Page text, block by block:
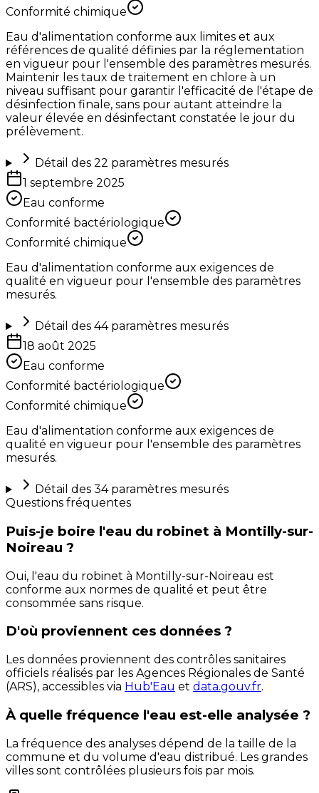
Conformité chimique
Eau d'alimentation conforme aux limites et aux
références de qualité définies par la réglementation
en vigueur pour l'ensemble des paramètres mesurés.
Maintenir les taux de traitement en chlore à un
niveau suffisant pour garantir l'efficacité de l'étape de
désinfection finale, sans pour autant atteindre la
valeur élevée en désinfectant constatée le jour du
prélèvement.
Détail des 22 paramètres mesurés
1 septembre 2025
Eau conforme
Conformité bactériologique
Conformité chimique
Eau d'alimentation conforme aux exigences de
qualité en vigueur pour l'ensemble des paramètres
mesurés.
Détail des 44paramètres mesurés
18 août 2025
Eau conforme
Conformité bactériologique
Conformité chimique
Eau d'alimentation conforme aux exigences de
qualité en vigueur pour l'ensemble des paramètres
mesurés.
Détail des 34paramètres mesurés
Questions fréquentes
Puis-je boire l'eau du robinet à Montilly-sur-
Noireau ?
Oui, l'eau du robinet à Montilly-sur-Noireau est
conforme aux normes de qualité et peut être
consommée sans risque.
D'où proviennent ces données ?
Les données proviennent des contrôles sanitaires
officiels réalisés par les Agences Régionales de Santé
(ARS), accessibles via Hub'Eau et data.gouv.fr.
À quelle fréquence l'eau est-elle analysée ?
La fréquence des analyses dépend de la taille de la
commune et du volume d'eau distribué. Les grandes
villes sont contrôlées plusieurs fois par mois.